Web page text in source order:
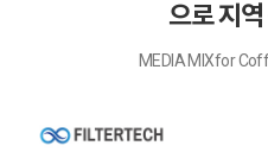
으로 지
MEDIA MIXfor